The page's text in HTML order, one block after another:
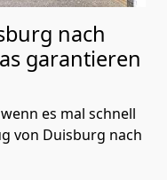
nach
garantieren
es mal schnell
von Duisburg nach